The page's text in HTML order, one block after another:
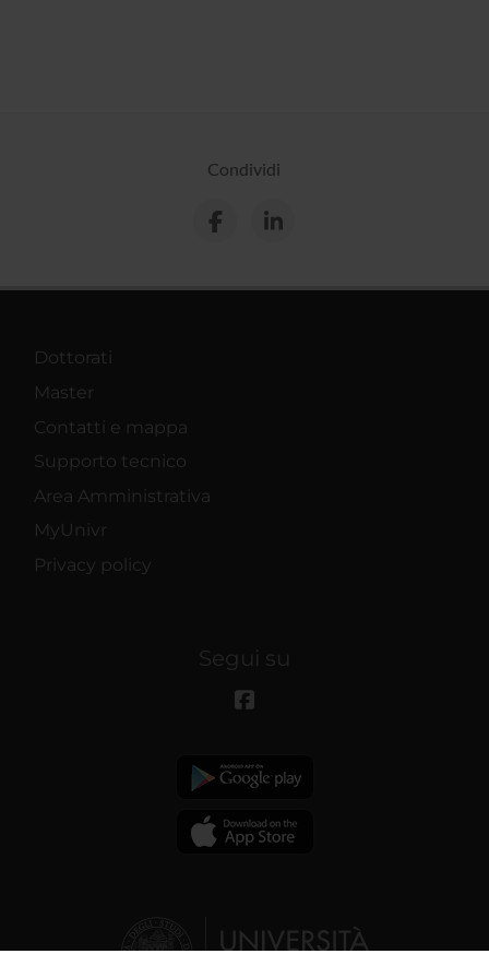
Condividi
Dottorati
Master
Contatti e mappa
Supporto tecnico
Area Amministrativa
MyUnivr
Privacy policy
Segui su